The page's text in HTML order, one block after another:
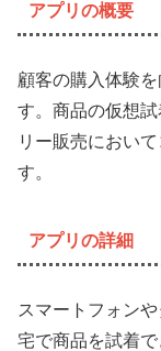
アプリの概要
顧客の購入体験
す。商品の仮想
リー販売におい
す。
アプリの詳細
スマートフォン
宅で商品を試着